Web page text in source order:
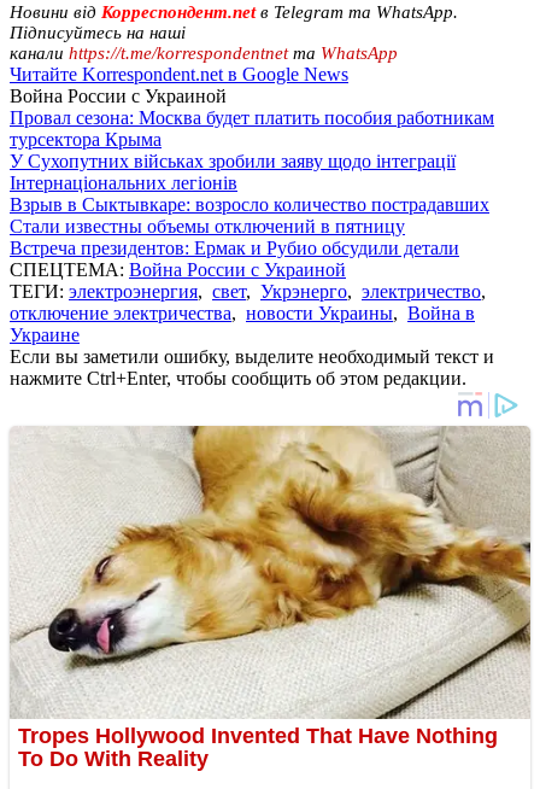
Новини від Корреспондент.netв Telegram та WhatsApp.
Підписуйтесь на наші
канали https://t.me/korrespondentnetта WhatsApp
Читайте Korrespondent.net в Google News
Война России с Украиной
Провал сезона: Москва будет платить пособия работникам
турсектора Крыма
У Сухопутних військах зробили заяву щодо інтеграції
Інтернаціональних легіонів
Взрыв в Сыктывкаре: возросло количество пострадавших
Стали известны объемы отключений в пятницу
Встреча президентов: Ермак и Рубио обсудили детали
СПЕЦТЕМА: Война России с Украиной
ТЕГИ: электроэнергия, свет, Укрэнерго, электричество,
отключение электричества, новости Украины, Война в
Украине
Если вы заметили ошибку, выделите необходимый текст и
нажмите Ctrl+Enter, чтобы сообщить об этом редакции.